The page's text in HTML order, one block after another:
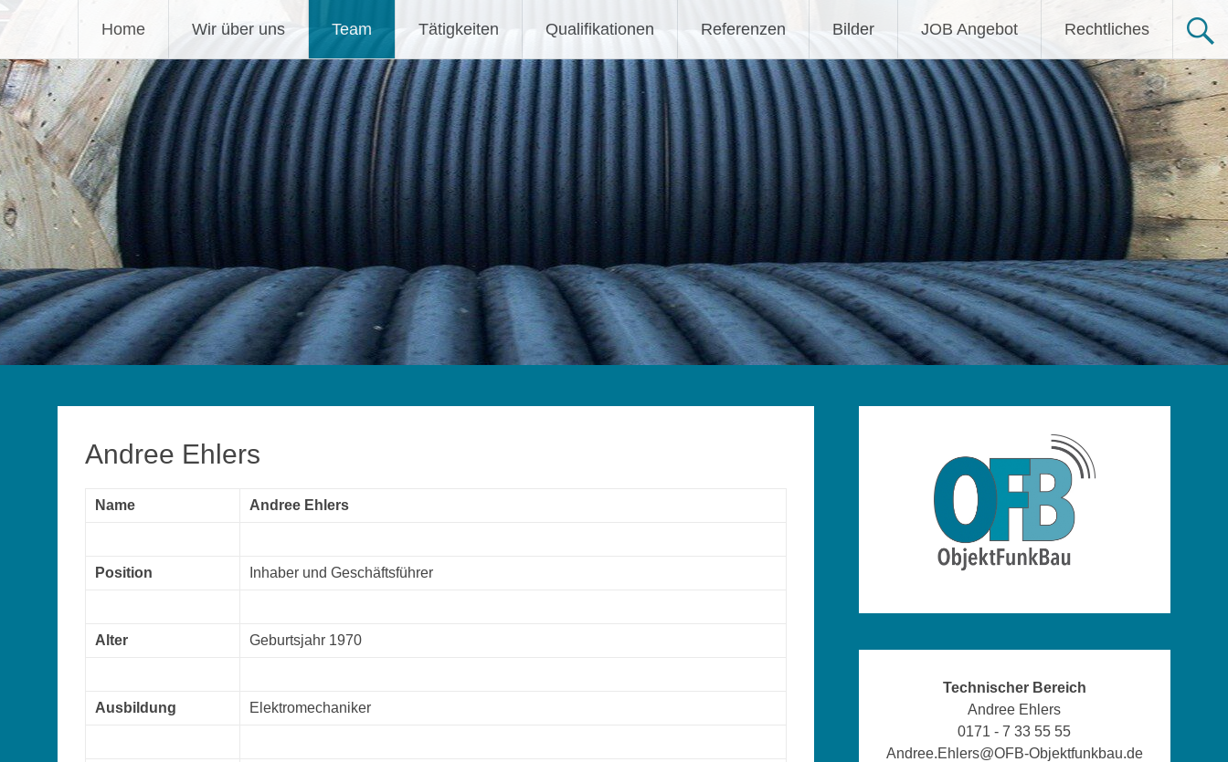
Zum
OFB-Objektfunkbau GmbH
Home Wir über uns Team Tätigkeiten Qualifikationen Referenzen Bilder JOB Angebot Rechtliches
Andree Ehlers
Name Andree Ehlers
Position Inhaber und Geschäftsführer
Alter Geburtsjahr 1970
Ausbildung Elektromechaniker
Technischer Bereich
Andree Ehlers
0171 - 7 33 55 55
Andree.Ehlers@OFB-Objektfunkbau.de